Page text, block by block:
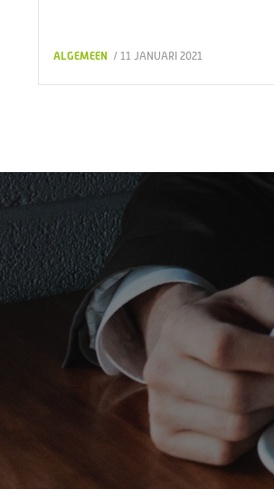
ALGEMEEN / 11 JANUARI 2021